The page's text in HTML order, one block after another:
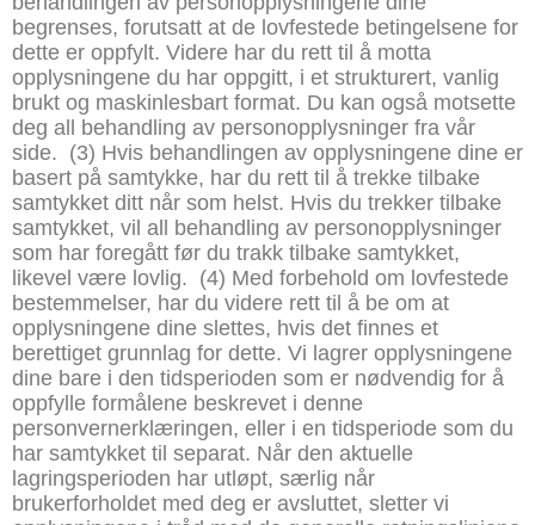
begrenses, forutsatt at de lovfestede betingelsene for
dette er oppfylt. Videre har du rett til å motta
opplysningene du har oppgitt, i et strukturert, vanlig
brukt og maskinlesbart format. Du kan også motsette
deg all behandling av personopplysninger fra vår
side. (3) Hvis behandlingen av opplysningene dine er
basert på samtykke, har du rett til å trekke tilbake
samtykket ditt når som helst. Hvis du trekker tilbake
samtykket, vil all behandling av personopplysninger
som har foregått før du trakk tilbake samtykket,
likevel være lovlig. (4) Med forbehold om lovfestede
bestemmelser, har du videre rett til å be om at
opplysningene dine slettes, hvis det finnes et
berettiget grunnlag for dette. Vi lagrer opplysningene
dine bare i den tidsperioden som er nødvendig for å
oppfylle formålene beskrevet i denne
personvernerklæringen, eller i en tidsperiode som du
har samtykket til separat. Når den aktuelle
lagringsperioden har utløpt, særlig når
brukerforholdet med deg er avsluttet, sletter vi